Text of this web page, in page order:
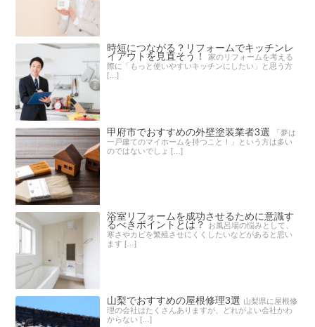
時短につながる？リフォームでキッチンレ
イアウトを見直そう！
家のリフォームを考える
際に「もっと使いやすいキッチンにしたい」と思う方
[…]
甲府市でおすすめの外壁塗装業者3選
「夢は
一戸建てのマイホームを持つこと！」という方は多い
のではないでしょ […]
浴室リフォームを成功させるために意識す
るべきポイントとは？
お風呂場の悩みとして、
寒さやカビを繁殖させにくくしたいなどがあると思い
ます […]
山梨でおすすめの屋根修理3選 山梨県に屋根修
理の会社はたくさんありますが、どれがよい会社かわ
からない […]